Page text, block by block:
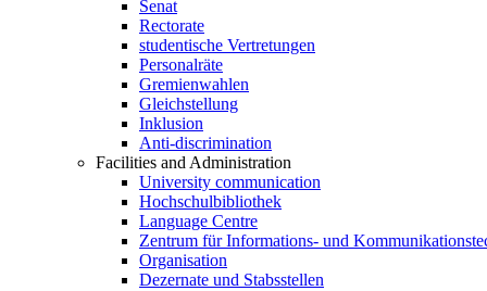
Senat
Rectorate
studentische Vertretungen
Personalräte
Gremienwahlen
Gleichstellung
Inklusion
Anti-discrimination
Facilities and Administration
University communication
Hochschulbibliothek
Language Centre
Zentrum für Informations- und
Organisation
Dezernate und Stabsstellen